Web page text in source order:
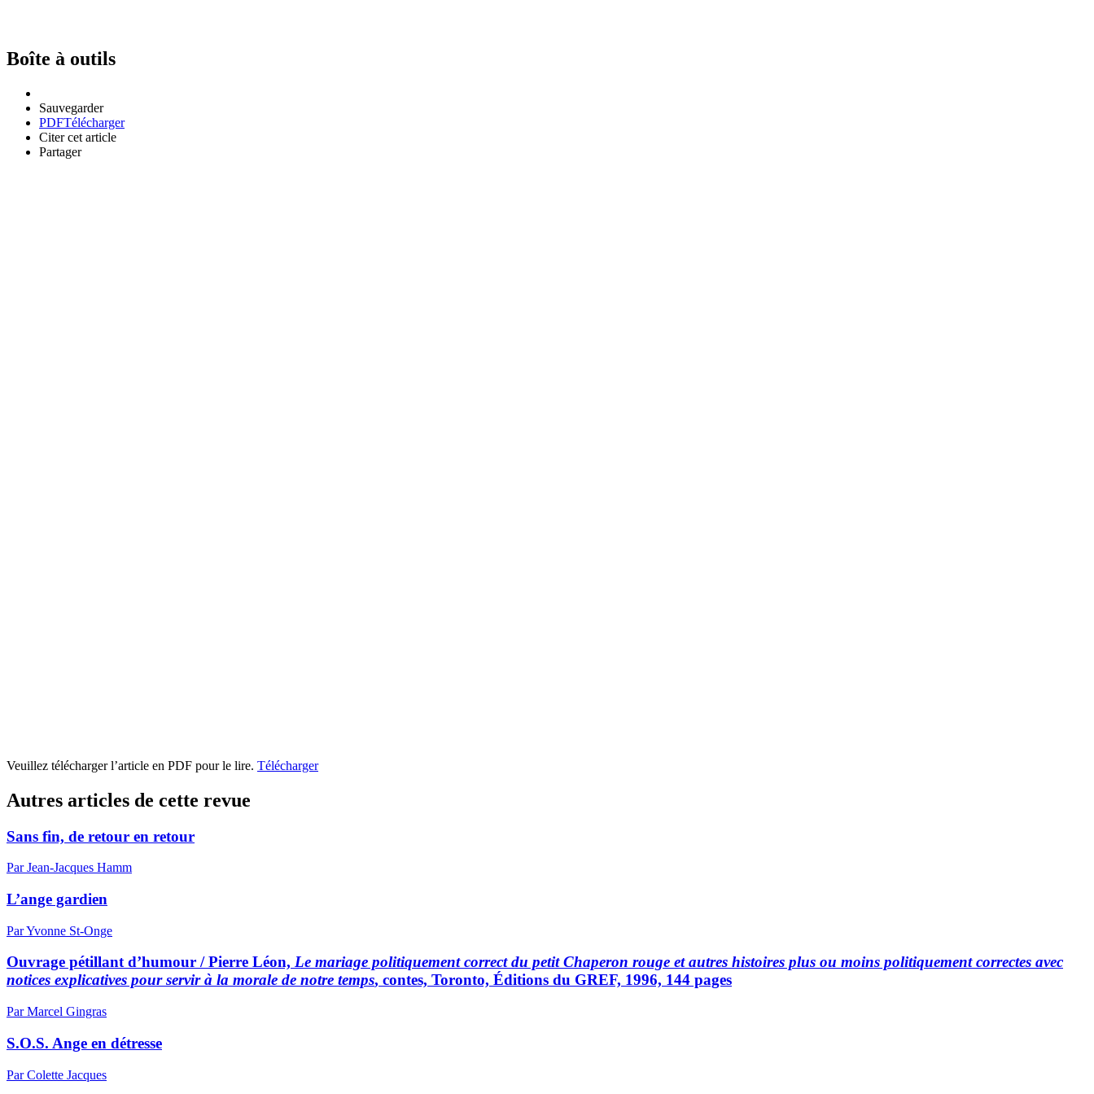
Boîte à outils
Sauvegarder
PDFTélécharger
Citer cet article
Partager
Veuillez télécharger l’article en PDF pour le lire. Télécharger
Autres articles de cette revue
Sans fin, de retour en retour
Par Jean-Jacques Hamm
L’ange gardien
Par Yvonne St-Onge
Ouvrage pétillant d’humour / Pierre Léon, Le mariage politiquement correct du petit Chaperon rouge et autres histoires plus ou moins politiquement correctes avec
notices explicatives pour servir à la morale de notre temps, contes, Toronto, Éditions du GREF, 1996, 144 pages
Par Marcel Gingras
S.O.S. Ange en détresse
Par Colette Jacques